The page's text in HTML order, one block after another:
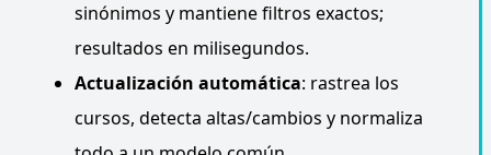
sinónimos y mantiene filtros exactos;
resultados en milisegundos.
Actualización automática: rastrea los
cursos, detecta altas/cambios y normaliza